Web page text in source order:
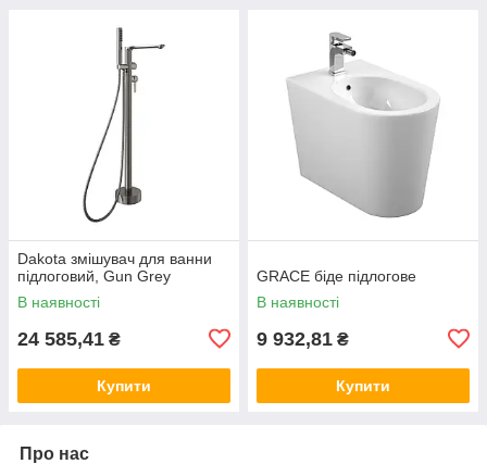
Dakota змішувач для ванни
підлоговий, Gun Grey
В наявності
24 585,41 ₴
Купити
GRACE біде підлогове
В наявності
9 932,81 ₴
Купити
Про нас